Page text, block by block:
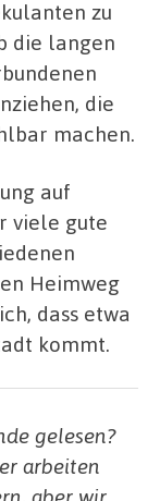
zu
die langen
die
machen.
auf
viele gute
Heimweg
dass etwa
kommt.
gelesen?
arbeiten